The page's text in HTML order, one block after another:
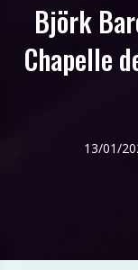
Björk
Chapelle
13/01/